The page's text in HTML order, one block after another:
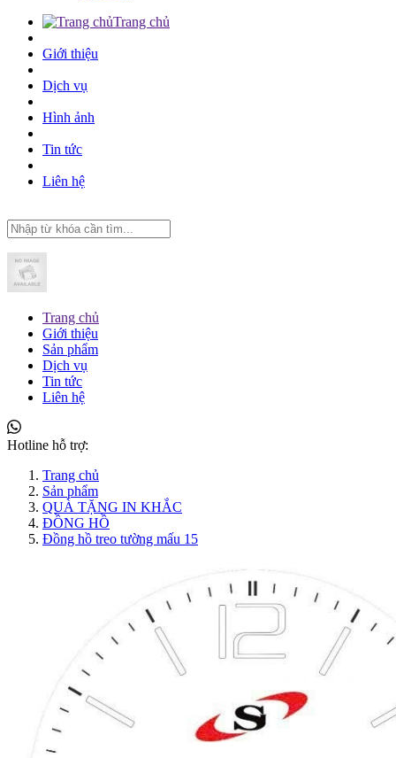
Trang chủ
Giới thiệu
Dịch vụ
Hình ảnh
Tin tức
Liên hệ
Trang chủ
Giới thiệu
Sản phẩm
Dịch vụ
Tin tức
Liên hệ
Hotline hỗ trợ:
Trang chủ
Sản phẩm
QUÀ TẶNG IN KHẮC
ĐỒNG HỒ
Đồng hồ treo tường mấu 15